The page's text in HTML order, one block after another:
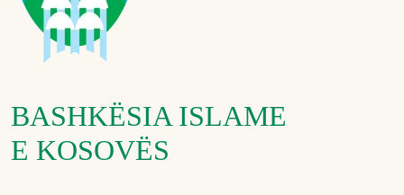
BASHKËSIA ISLAME
E KOSOVËS